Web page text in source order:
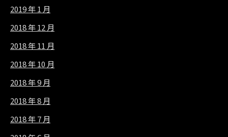
2019 年 1 月
2018 年 12 月
2018 年 11 月
2018 年 10 月
2018 年 9 月
2018 年 8 月
2018 年 7 月